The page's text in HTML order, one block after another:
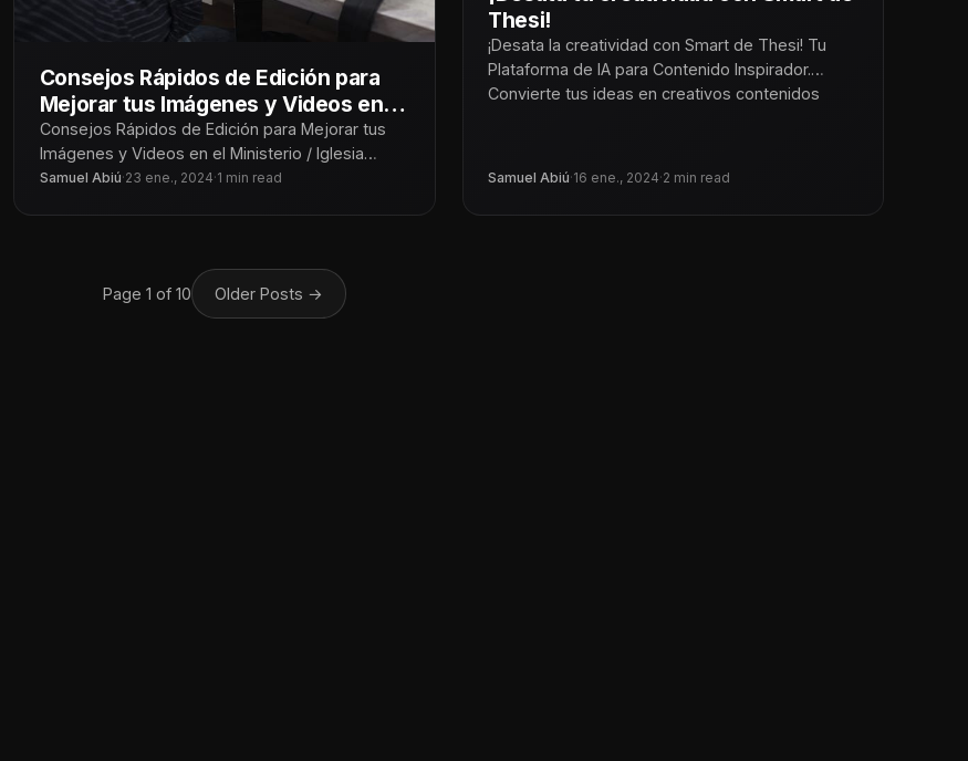
Consejos Rápidos de Edición para
Mejorar tus Imágenes y Videos en el
Ministerio / Iglesia
Consejos Rápidos de Edición para Mejorar tus
Imágenes y Videos en el Ministerio / Iglesia
¡Tecnoiglesiólogos! Sabemos lo importante que
Samuel Abiú·23 ene., 2024·1 min read
Thesi!
¡Desata la creatividad con Smart de Thesi! Tu
Plataforma de IA para Contenido Inspirador.
Convierte tus ideas en creativos contenidos
Samuel Abiú·16 ene., 2024·2 min read
Page 1 of 10 Older Posts →